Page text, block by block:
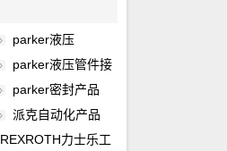
parker液压
parker液压管件接
parker密封产品
派克自动化产品
REXROTH力士乐工